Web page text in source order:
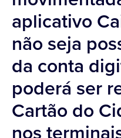
aplicativo
não seja
da conta
poderá ser
Cartão do
nos